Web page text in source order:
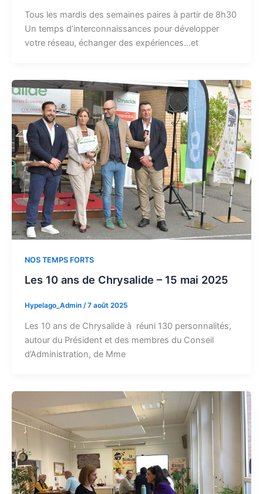
Tous les mardis des semaines paires à partir de 8h30
Un temps d’interconnaissances pour développer
votre réseau, échanger des expériences…et
NOS TEMPS FORTS
Les 10 ans de Chrysalide – 15 mai 2025
Hypelago_Admin /7 août 2025
Les 10 ans de Chrysalide à réuni 130 personnalités,
autour du Président et des membres du Conseil
d’Administration, de Mme